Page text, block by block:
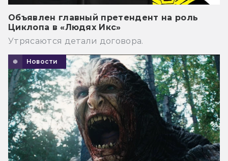
Объявлен главный претендент на роль
Циклопа в «Людях Икс»
Утрясаются детали договора.
Новости